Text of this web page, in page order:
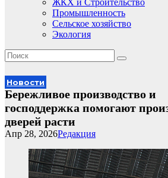
ЖКХ и Строительство
Промышленность
Сельское хозяйство
Экология
Новости
Бережливое производство и
господдержка помогают
дверей расти
Редакция
Апр 28, 2026